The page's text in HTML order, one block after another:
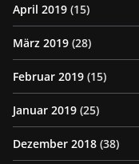
April 2019 (15)
März 2019 (28)
Februar 2019 (15)
Januar 2019 (25)
Dezember 2018 (38)